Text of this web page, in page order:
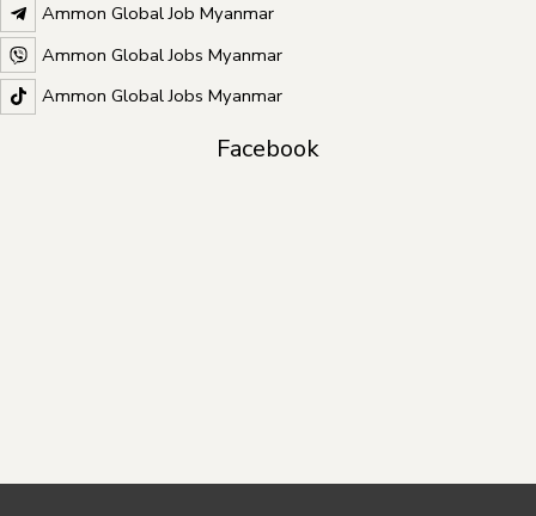
Ammon Global Job Myanmar
Ammon Global Jobs Myanmar
Ammon Global Jobs Myanmar
Facebook